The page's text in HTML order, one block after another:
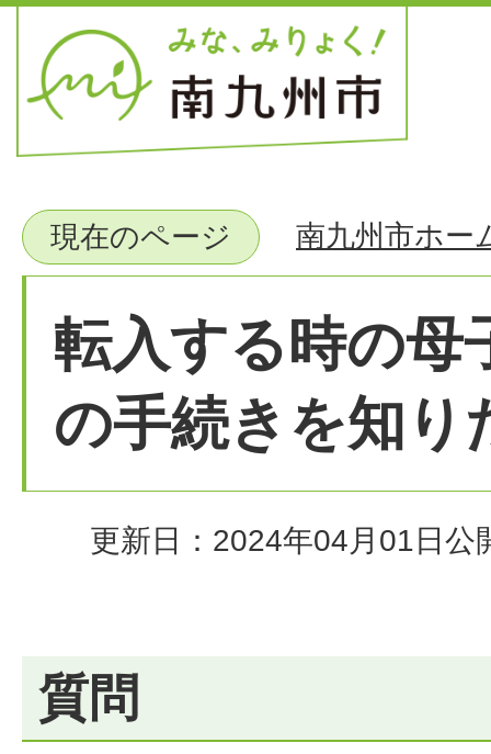
現在のページ 南九州市ホー
転入する時の母
の手続きを知り
更新日：2024年04月01日 公
質問